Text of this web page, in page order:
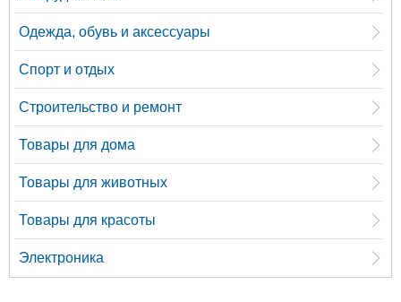
Одежда, обувь и аксессуары
Спорт и отдых
Строительство и ремонт
Товары для дома
Товары для животных
Товары для красоты
Электроника